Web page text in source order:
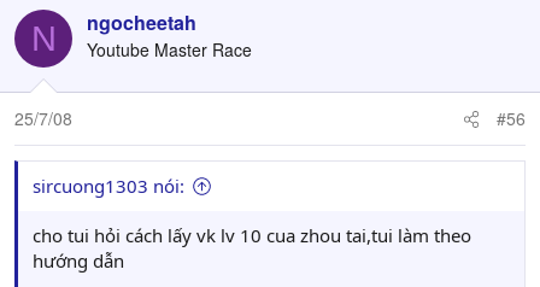
N ngocheetah
Youtube Master Race
25/7/08 #56
sircuong1303 nói:
cho tui hỏi cách lấy vk lv 10 cua zhou tai,tui làm theo
hướng dẫn